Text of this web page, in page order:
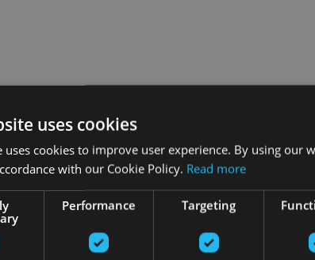
uses cookies
uses cookies to improve user experience. By using our
with our Cookie Policy. Read more
Performance Targeting